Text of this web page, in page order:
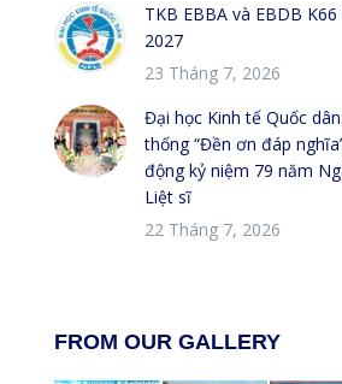
TKB EBBA và EBDB
2027
23 Tháng 7, 2026
Đại học Kinh tế Quốc
thống “Đền ơn đáp
động kỷ niệm 79 năm
Liệt sĩ
22 Tháng 7, 2026
FROM OUR GALLERY